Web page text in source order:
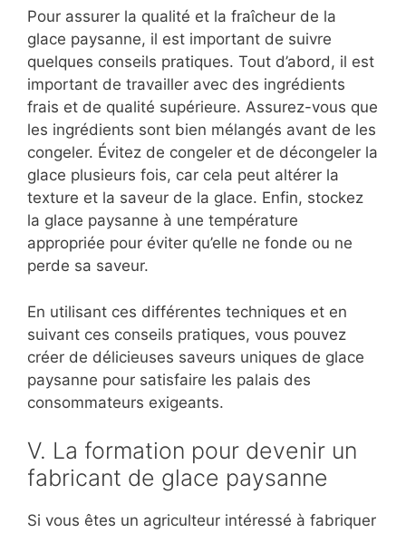
Pour assurer la qualité et la fraîcheur de la
glace paysanne, il est important de suivre
quelques conseils pratiques. Tout d’abord, il est
important de travailler avec des ingrédients
frais et de qualité supérieure. Assurez-vous que
les ingrédients sont bien mélangés avant de les
congeler. Évitez de congeler et de décongeler la
glace plusieurs fois, car cela peut altérer la
texture et la saveur de la glace. Enfin, stockez
la glace paysanne à une température
appropriée pour éviter qu’elle ne fonde ou ne
perde sa saveur.
En utilisant ces différentes techniques et en
suivant ces conseils pratiques, vous pouvez
créer de délicieuses saveurs uniques de glace
paysanne pour satisfaire les palais des
consommateurs exigeants.
V. La formation pour devenir un
fabricant de glace paysanne
Si vous êtes un agriculteur intéressé à fabriquer